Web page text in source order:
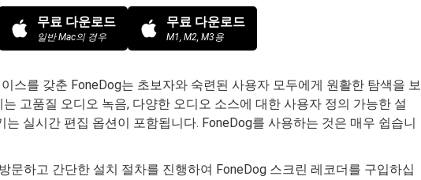
무료 다운로드
일반 Mac의 경우
무료 다운로드
M1, M2, M3용
스를 갖춘 FoneDog는 초보자와 숙련된 사용자 모두에게 원활한 탐색을 보
고품질 오디오 녹음, 다양한 오디오 소스에 대한 사용자 정의 가능한 설
는 실시간 편집 옵션이 포함됩니다. FoneDog를 사용하는 것은 매우 쉽습니
문하고 간단한 설치 절차를 진행하여 FoneDog 스크린 레코더를 구입하십